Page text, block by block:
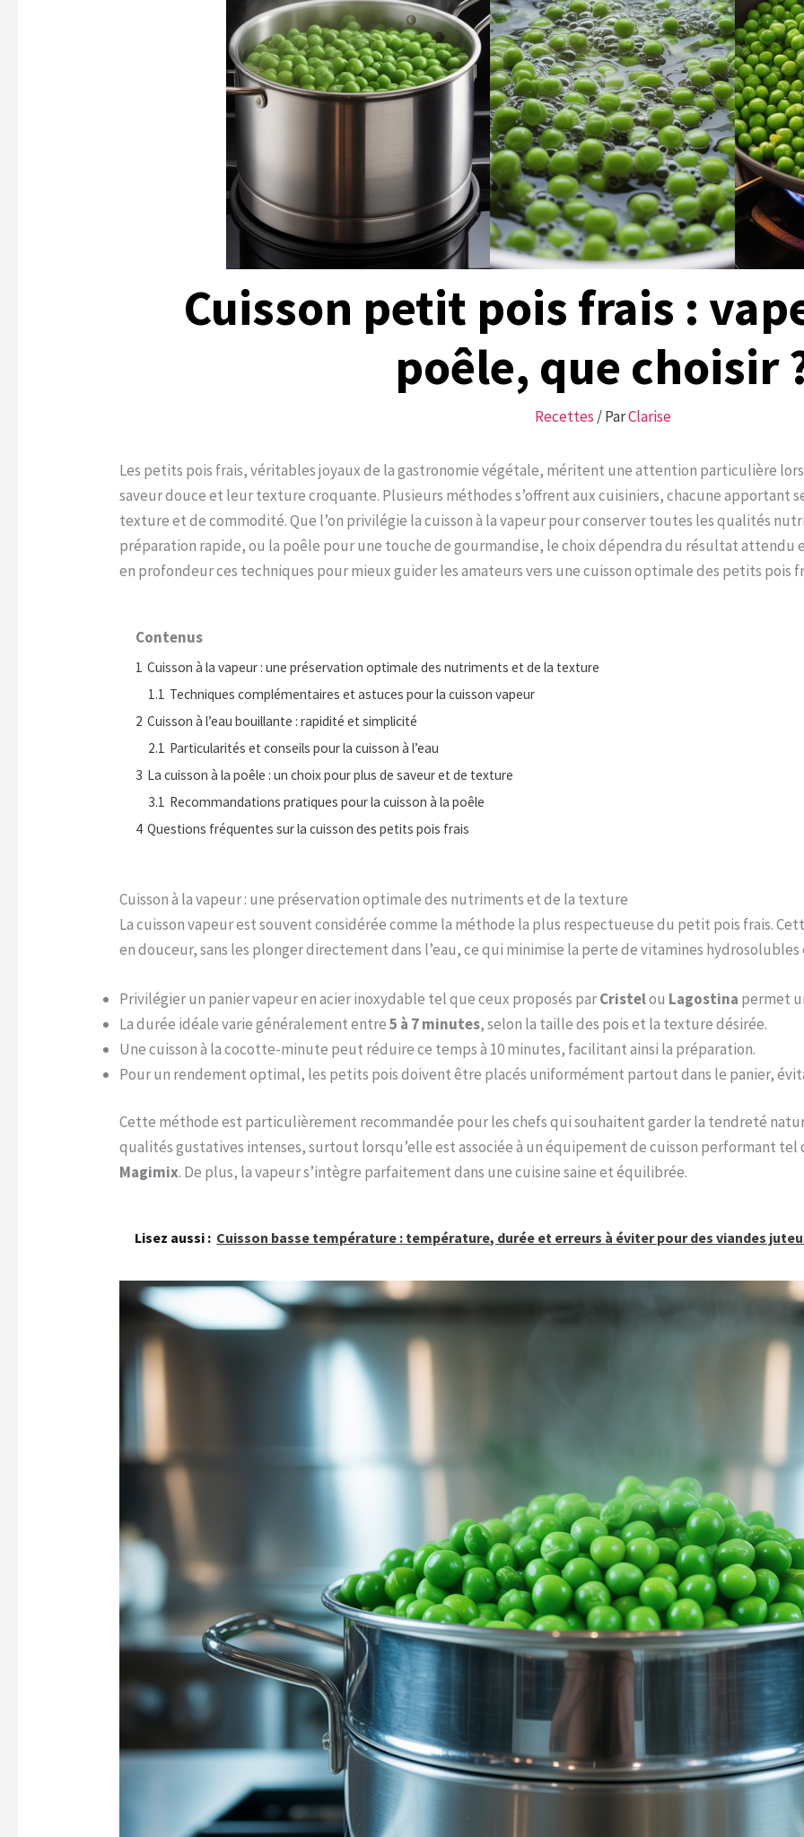
Cuisson petit pois frais :
poêle, que choisir
Recettes / ParClarise
Les petits pois frais, véritables joyaux de la gastronomie végétale, méritent une attention particulière
saveur douce et leur texture croquante. Plusieurs méthodes s’offrent aux cuisiniers, chacune apportant
texture et de commodité. Que l’on privilégie la cuisson à la vapeur pour conserver toutes les qualités
préparation rapide, ou la poêle pour une touche de gourmandise, le choix dépendra du résultat
en profondeur ces techniques pour mieux guider les amateurs vers une cuisson optimale des petits pois
Contenus
1 Cuisson à la vapeur : une préservation optimale des nutriments et de la texture
1.1 Techniques complémentaires et astuces pour la cuisson vapeur
2 Cuisson à l’eau bouillante : rapidité et simplicité
2.1 Particularités et conseils pour la cuisson à l’eau
3 La cuisson à la poêle : un choix pour plus de saveur et de texture
3.1 Recommandations pratiques pour la cuisson à la poêle
4 Questions fréquentes sur la cuisson des petits pois frais
Cuisson à la vapeur : une préservation optimale des nutriments et de la texture
La cuisson vapeur est souvent considérée comme la méthode la plus respectueuse du petit pois frais.
en douceur, sans les plonger directement dans l’eau, ce qui minimise la perte de vitamines
Privilégier un panier vapeur en acier inoxydable tel que ceux proposés parCristelou Lagostina permet
La durée idéale varie généralement entre5 à 7 minutes, selon la taille des pois et la texture désirée.
Une cuisson à la cocotte-minute peut réduire ce temps à 10 minutes, facilitant ainsi la préparation.
Pour un rendement optimal, les petits pois doivent être placés uniformément partout dans le panier,
Cette méthode est particulièrement recommandée pour les chefs qui souhaitent garder la tendreté
qualités gustatives intenses, surtout lorsqu’elle est associée à un équipement de cuisson performant
Magimix. De plus, la vapeur s’intègre parfaitement dans une cuisine saine et équilibrée.
Lisez aussi : Cuisson basse température : température, durée et erreurs à éviter pour des viandes